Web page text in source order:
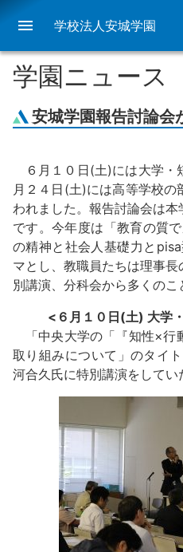
menu 学校法人安城学園
学園ニュース
安城学園報告討論会
６月１０日(土)には大学・
月２４日(土)には高等学校
われました。報告討論会は
です。今年度は「教育の質
の精神と社会人基礎力と
マとし、教職員たちは理事
別講演、分科会から多くのこ
<６月１０日(土) 大学
「中央大学の「『知性×
取り組みについて」のタイ
河合久氏に特別講演をしてい